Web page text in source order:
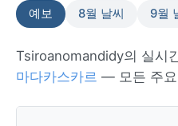
예보 8월 날씨 9월
Tsiroanomandidy의 실시
마다카스카르 — 모든 주요